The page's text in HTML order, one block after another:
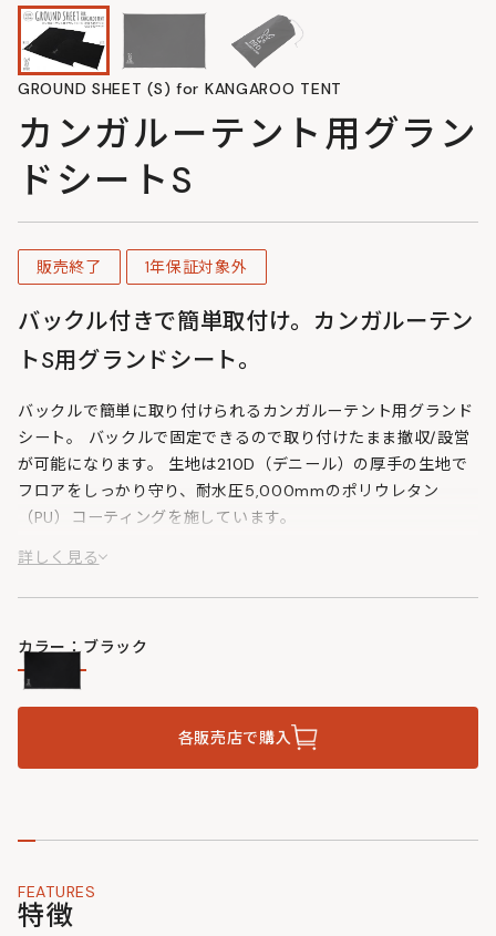
GROUND SHEET (S) for KANGAROO TENT
カンガルーテント用グラン
ドシートS
販売終了 1年保証対象外
バックル付きで簡単取付け。カンガルーテン
トS用グランドシート。
バックルで簡単に取り付けられるカンガルーテント用グランド
シート。 バックルで固定できるので取り付けたまま撤収/設営
が可能になります。 生地は210D（デニール）の厚手の生地で
フロアをしっかり守り、耐水圧5,000mmのポリウレタン
（PU）コーティングを施しています。
ています。本グランドシートは交換用です。
詳しく見る
カラー：ブラック
各販売店で購入
FEATURES
特徴